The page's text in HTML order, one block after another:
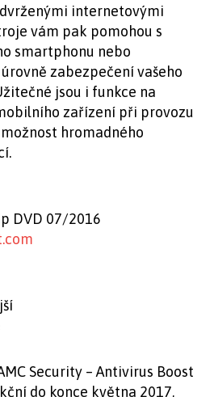
internetovými
vám pak pomohou s
smartphonu nebo
zabezpečení vašeho
jsou i funkce na
zařízení při provozu
hromadného
DVD 07/2016
Security – Antivirus Boost
do konce května 2017,